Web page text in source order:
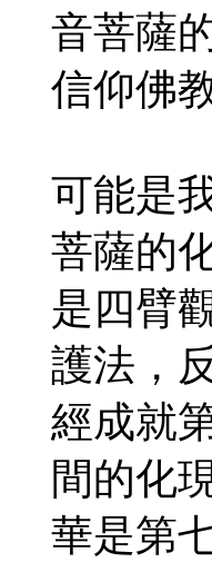
音菩薩
信仰佛
可能是
菩薩的
是四臂
護法，
經成就
間的化
華是第